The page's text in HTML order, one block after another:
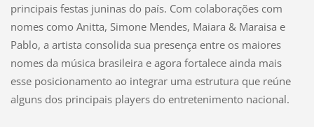
principais festas juninas do país. Com colaborações com
nomes como Anitta, Simone Mendes, Maiara & Maraisa e
Pablo, a artista consolida sua presença entre os maiores
nomes da música brasileira e agora fortalece ainda mais
esse posicionamento ao integrar uma estrutura que reúne
alguns dos principais players do entretenimento nacional.